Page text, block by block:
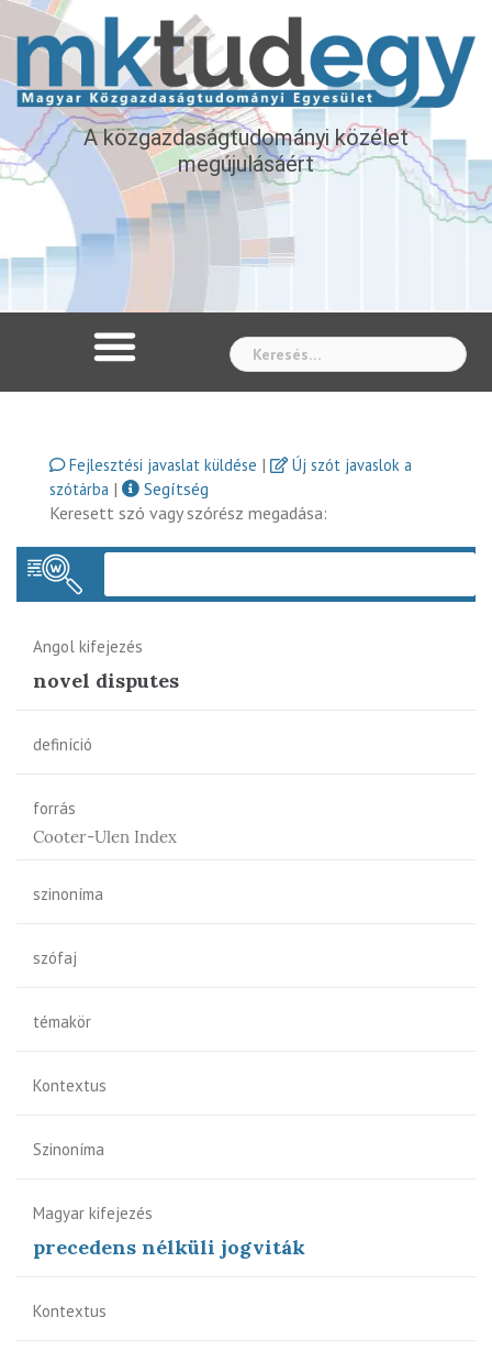
A közgazdaságtudományi közélet
megújulásáért
Fejlesztési javaslat küldése |
Új szót javaslok a
szótárba |
Segítség
Keresett szó vagy szórész megadása:
Angol kifejezés
novel disputes
definíció
forrás
Cooter-Ulen Index
szinoníma
szófaj
témakör
Kontextus
Szinoníma
Magyar kifejezés
precedens nélküli jogviták
Kontextus